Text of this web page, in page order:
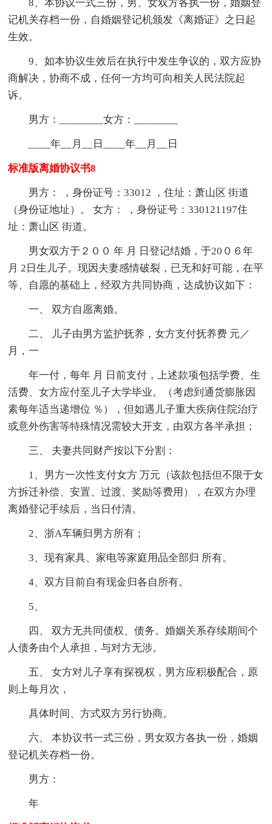
8、本协议一式三份，男、女双方各执一份，婚姻登
记机关存档一份，自婚姻登记机颁发《离婚证》之日起
生效。
9、如本协议生效后在执行中发生争议的，双方应协
商解决，协商不成，任何一方均可向相关人民法院起
诉。
男方：________女方：________
____年__月__日____年__月__日
标准版离婚协议书8
男方： ，身份证号：33012 ，住址：萧山区 街道
（身份证地址）。 女方： ，身份证号：330121197住
址：萧山区 街道。
男女双方于２００ 年 月 日登记结婚，于20０６年
月 2日生儿子。现因夫妻感情破裂，已无和好可能，在平
等、自愿的基础上，经双方共同协商，达成协议如下：
一、 双方自愿离婚。
二、 儿子由男方监护抚养，女方支付抚养费 元／
月，一
年一付，每年 月 日前支付，上述款项包括学费、生
活费、女方应付至儿子大学毕业。（考虑到通货膨胀因
素每年适当递增位 ％），但如遇儿子重大疾病住院治疗
或意外伤害等特殊情况需较大开支，由双方各半承担；
三、 夫妻共同财产按以下分割：
1、男方一次性支付女方 万元（该款包括但不限于女
方拆迁补偿、安置、过渡、奖励等费用），在双方办理
离婚登记手续后，当日付清。
2、浙A车辆归男方所有；
3、现有家具、家电等家庭用品全部归 所有。
4、双方目前自有现金归各自所有。
5、
四、 双方无共同债权、债务。婚姻关系存续期间个
人债务由个人承担，与对方无涉。
五、 女方对儿子享有探视权，男方应积极配合，原
则上每月次，
具体时间、方式双方另行协商。
六、 本协议书一式三份，男女双方各执一份，婚姻
登记机关存档一份。
男方：
年